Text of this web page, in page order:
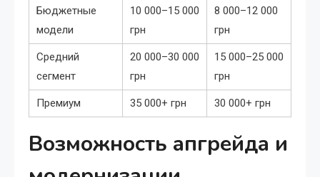
Бюджетные
модели
10 000–15 000
грн
8 000–12 000
грн
Средний
сегмент
20 000–30 000
грн
15 000–25 000
грн
Премиум 35 000+ грн 30 000+ грн
Возможность апгрейда и